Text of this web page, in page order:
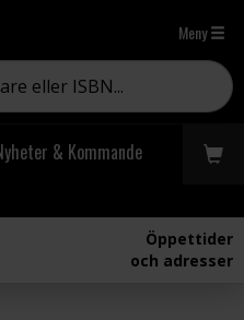
Meny
& Kommande
Öppettider
och adresser